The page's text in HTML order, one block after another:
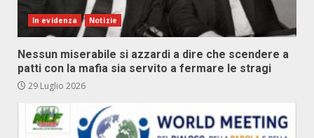
In evidenza Notizie
Nessun miserabile si azzardi a dire che scendere a
patti con la mafia sia servito a fermare le stragi
29 Luglio 2026